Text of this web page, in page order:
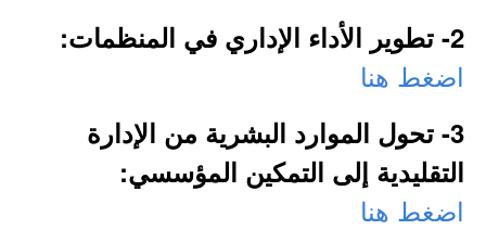
2- تطوير الأداء الإداري في المنظمات:
اضغط هنا
3- تحول الموارد البشرية من الإدارة
التقليدية إلى التمكين المؤسسي:
اضغط هنا